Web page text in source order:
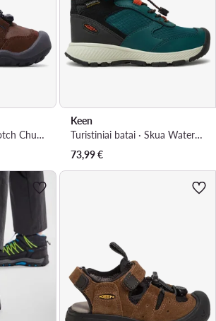
Turistiniai batai · Knotch Chukka 1026740 · Ruda
Keen
Turistiniai batai · Skua Waterproof Boot 1029629 · Žalia
73,99€